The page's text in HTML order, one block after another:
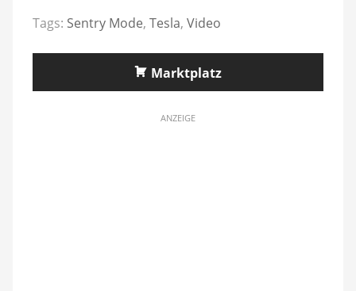
Tags: Sentry Mode, Tesla, Video
Marktplatz
ANZEIGE